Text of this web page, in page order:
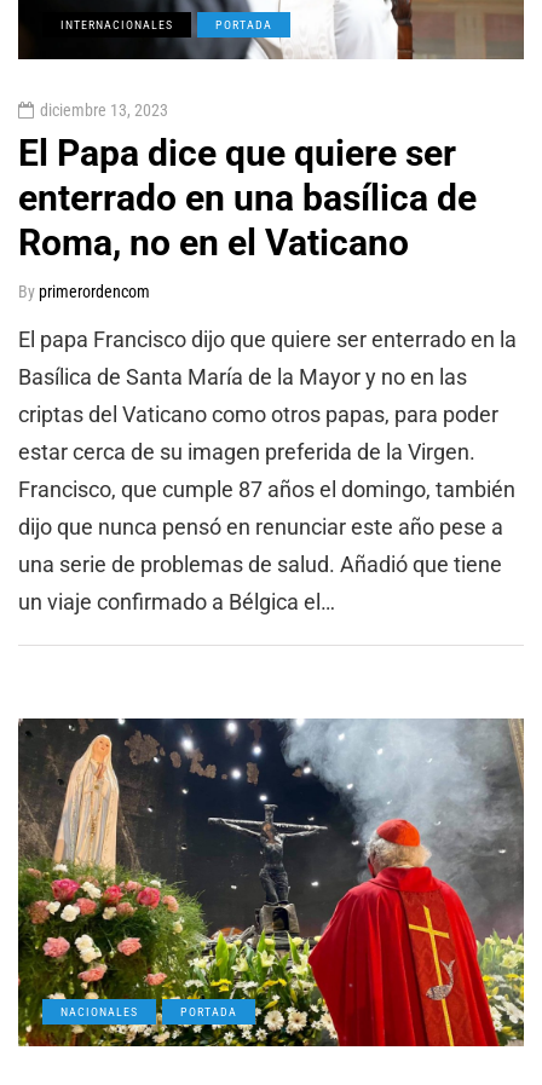
INTERNACIONALES PORTADA
diciembre 13, 2023
El Papa dice que quiere ser
enterrado en una basílica de
Roma, no en el Vaticano
Byprimerordencom
El papa Francisco dijo que quiere ser enterrado en la
Basílica de Santa María de la Mayor y no en las
criptas del Vaticano como otros papas, para poder
estar cerca de su imagen preferida de la Virgen.
Francisco, que cumple 87 años el domingo, también
dijo que nunca pensó en renunciar este año pese a
una serie de problemas de salud. Añadió que tiene
un viaje confirmado a Bélgica el…
NACIONALES PORTADA